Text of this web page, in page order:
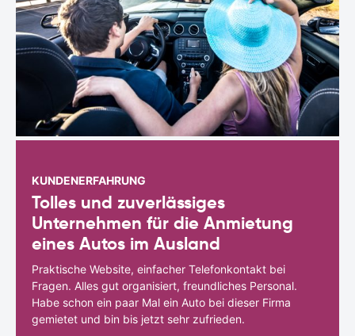
KUNDENERFAHRUNG
Tolles und zuverlässiges
Unternehmen für die Anmietung
eines Autos im Ausland
Praktische Website, einfacher Telefonkontakt bei
Fragen. Alles gut organisiert, freundliches Personal.
Habe schon ein paar Mal ein Auto bei dieser Firma
gemietet und bin bis jetzt sehr zufrieden.